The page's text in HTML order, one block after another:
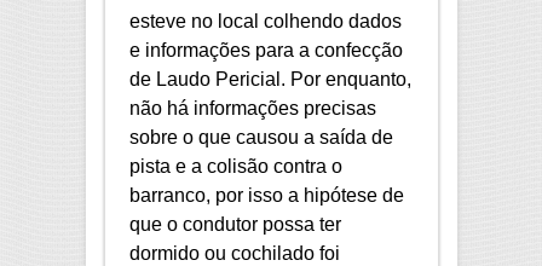
esteve no local colhendo dados
e informações para a confecção
de Laudo Pericial. Por enquanto,
não há informações precisas
sobre o que causou a saída de
pista e a colisão contra o
barranco, por isso a hipótese de
que o condutor possa ter
dormido ou cochilado foi